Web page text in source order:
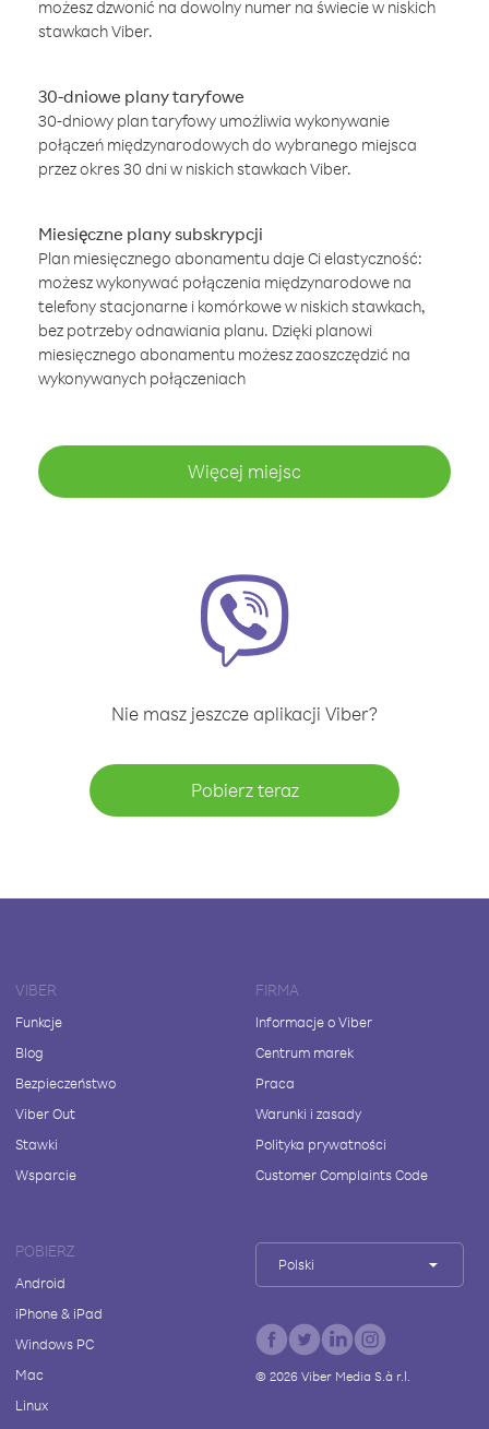
możesz dzwonić na dowolny numer na świecie w niskich
stawkach Viber.
30-dniowe plany taryfowe
30-dniowy plan taryfowy umożliwia wykonywanie
połączeń międzynarodowych do wybranego miejsca
przez okres 30 dni w niskich stawkach Viber.
Miesięczne plany subskrypcji
Plan miesięcznego abonamentu daje Ci elastyczność:
możesz wykonywać połączenia międzynarodowe na
telefony stacjonarne i komórkowe w niskich stawkach,
bez potrzeby odnawiania planu. Dzięki planowi
miesięcznego abonamentu możesz zaoszczędzić na
wykonywanych połączeniach
Więcej miejsc
Nie masz jeszcze aplikacji Viber?
Pobierz teraz
VIBER
Funkcje
Blog
Bezpieczeństwo
Viber Out
Stawki
Wsparcie
FIRMA
Informacje o Viber
Centrum marek
Praca
Warunki i zasady
Polityka prywatności
Customer Complaints Code
POBIERZ
Android
iPhone & iPad
Windows PC
Mac
Linux
Polski
© 2026Viber Media S.à r.l.